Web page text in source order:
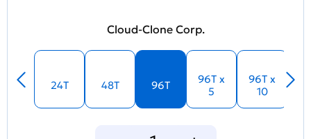
Cloud-Clone Corp.
24T 48T 96T
96T x
5
96T x
10